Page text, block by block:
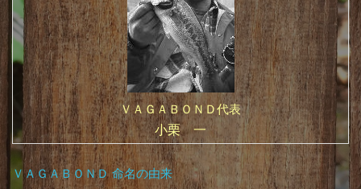
ＶＡＧＡＢＯＮＤ代表
小栗 一
ＶＡＧＡＢＯＮＤ 命名の由来